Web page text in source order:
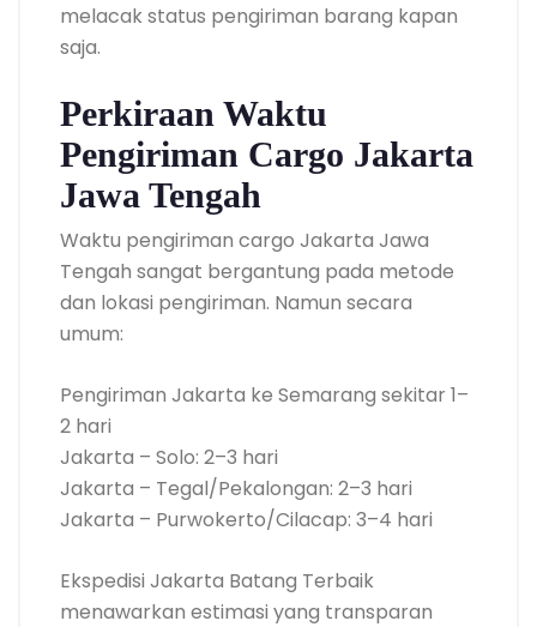
melacak status pengiriman barang kapan
saja.
Perkiraan Waktu
Pengiriman Cargo Jakarta
Jawa Tengah
Waktu pengiriman cargo Jakarta Jawa
Tengah sangat bergantung pada metode
dan lokasi pengiriman. Namun secara
umum:
Pengiriman Jakarta ke Semarang sekitar 1–
2 hari
Jakarta – Solo: 2–3 hari
Jakarta – Tegal/Pekalongan: 2–3 hari
Jakarta – Purwokerto/Cilacap: 3–4 hari
Ekspedisi Jakarta Batang Terbaik
menawarkan estimasi yang transparan